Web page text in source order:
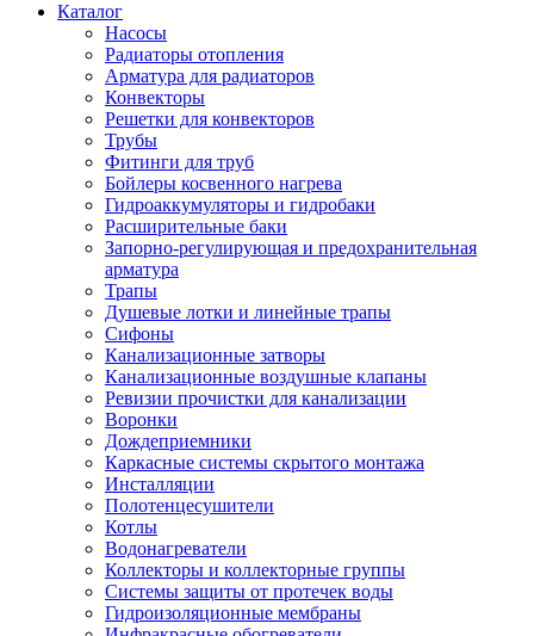
Каталог
Насосы
Радиаторы отопления
Арматура для радиаторов
Конвекторы
Решетки для конвекторов
Трубы
Фитинги для труб
Бойлеры косвенного нагрева
Гидроаккумуляторы и гидробаки
Расширительные баки
Запорно-регулирующая и предохранительная
арматура
Трапы
Душевые лотки и линейные трапы
Сифоны
Канализационные затворы
Канализационные воздушные клапаны
Ревизии прочистки для канализации
Воронки
Дождеприемники
Каркасные системы скрытого монтажа
Инсталляции
Полотенцесушители
Котлы
Водонагреватели
Коллекторы и коллекторные группы
Системы защиты от протечек воды
Гидроизоляционные мембраны